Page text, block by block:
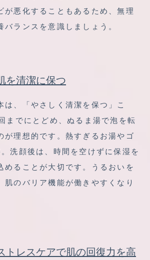
が悪化することもあるため、無理
バランスを意識しましょう。
を清潔に保つ
は、「やさしく清潔を保つ」こ
までにとどめ、ぬるま湯で泡を転
が理想的です。熱すぎるお湯やゴ
洗顔後は、時間を空けずに保湿を
めることが大切です。うるおいを
肌のバリア機能が働きやすくなり
トレスケアで肌の回復力を高